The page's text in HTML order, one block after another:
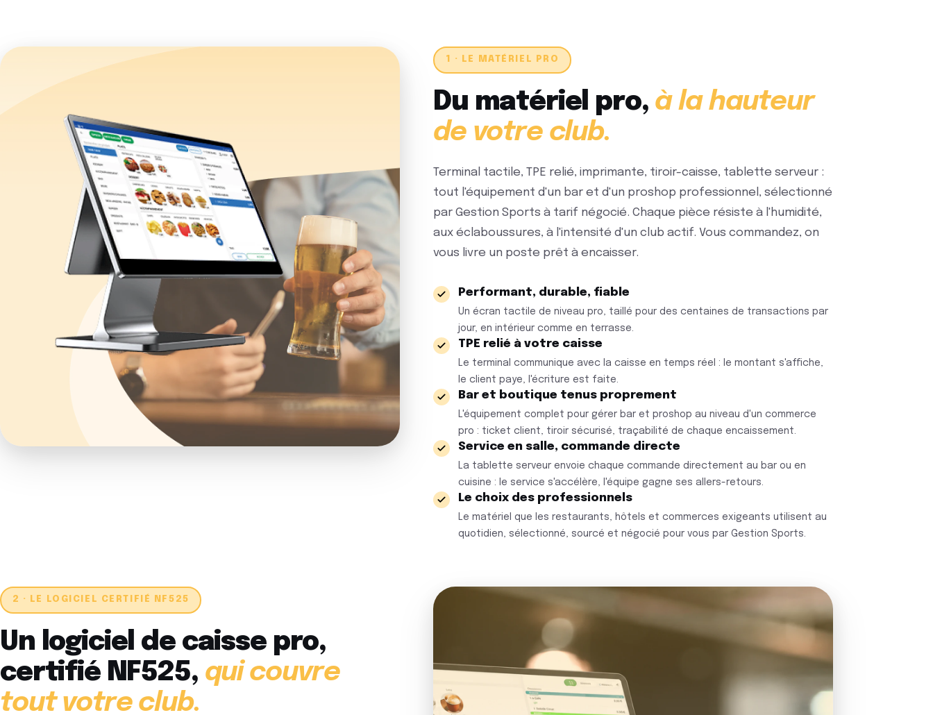
1 · LE MATÉRIEL PRO
Du matériel pro, à la hauteur
de votre club.
Terminal tactile, TPE relié, imprimante, tiroir-caisse, tablette serveur :
tout l'équipement d'un bar et d'un proshop professionnel, sélectionné
par Gestion Sports à tarif négocié. Chaque pièce résiste à l'humidité,
aux éclaboussures, à l'intensité d'un club actif. Vous commandez, on
vous livre un poste prêt à encaisser.
Performant, durable, fiable
Un écran tactile de niveau pro, taillé pour des centaines de transactions par
jour, en intérieur comme en terrasse.
TPE relié à votre caisse
Le terminal communique avec la caisse en temps réel : le montant s'affiche,
le client paye, l'écriture est faite.
Bar et boutique tenus proprement
L'équipement complet pour gérer bar et proshop au niveau d'un commerce
pro : ticket client, tiroir sécurisé, traçabilité de chaque encaissement.
Service en salle, commande directe
La tablette serveur envoie chaque commande directement au bar ou en
cuisine : le service s'accélère, l'équipe gagne ses allers-retours.
Le choix des professionnels
Le matériel que les restaurants, hôtels et commerces exigeants utilisent au
quotidien, sélectionné, sourcé et négocié pour vous par Gestion Sports.
2 · LE LOGICIEL CERTIFIÉ NF525
Un logiciel de caisse pro,
certifié NF525, qui couvre
tout votre club.